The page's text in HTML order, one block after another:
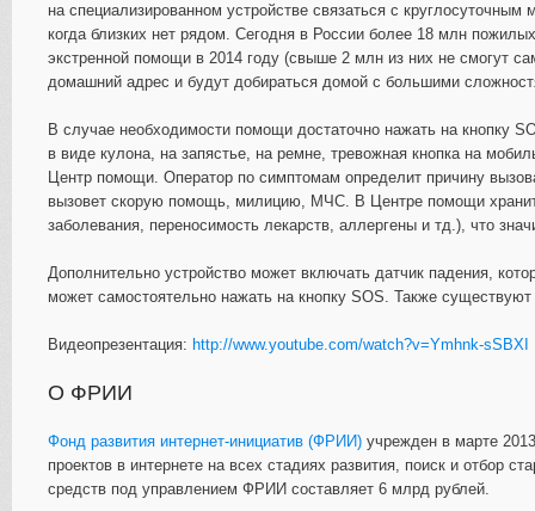
на специализированном устройстве связаться с
когда близких нет рядом. Сегодня в России более 18 млн
экстренной помощи в 2014 году (свыше 2 млн из них не смогут
домашний адрес и будут добираться домой с большими
В случае необходимости помощи достаточно нажать на кнопку
в виде кулона, на запястье, на ремне, тревожная кнопка на
Центр помощи. Оператор по симптомам определит причину
вызовет скорую помощь, милицию, МЧС. В Центре помощи
заболевания, переносимость лекарств, аллергены и тд.), что
Дополнительно устройство может включать датчик падения,
может самостоятельно нажать на кнопку SOS. Также
Видеопрезентация: http://www.youtube.com/watch?v=Ymhnk-sSBXI
О ФРИИ
Фонд развития интернет-инициатив (ФРИИ) учрежден в марте
проектов в интернете на всех стадиях развития, поиск и отбор
средств под управлением ФРИИ составляет 6 млрд рублей.